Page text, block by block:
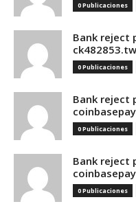
0 Publicaciones
Bank reject
0 Publicaciones
Bank reject
0 Publicaciones
Bank reject
0 Publicaciones